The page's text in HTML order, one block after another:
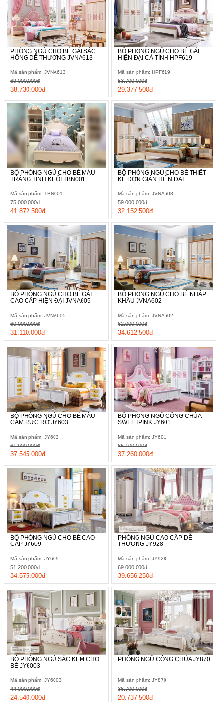
PHÒNG NGỦ CHO BÉ GÁI SẮC
HỒNG DỄ THƯƠNG JVNA613
Mã sản phẩm: JVNA613
38.730.000đ
69.000.000đ
BỘ PHÒNG NGỦ CHO BÉ GÁI
HIỆN ĐẠI CÁ TÍNH HPF619
Mã sản phẩm: HPF619
29.377.500đ
53.700.000đ
BỘ PHÒNG NGỦ CHO BÉ MÀU
TRẮNG TINH KHÔI TBN001
Mã sản phẩm: TBN001
41.872.500đ
75.000.000đ
BỘ PHÒNG NGỦ CHO BÉ THIẾT
KẾ ĐƠN GIẢN HIỆN ĐẠI...
Mã sản phẩm: JVNA608
32.152.500đ
59.000.000đ
BỘ PHÒNG NGỦ CHO BÉ GÁI
CAO CẤP HIỆN ĐẠI JVNA605
Mã sản phẩm: JVNA605
31.110.000đ
60.000.000đ
BỘ PHÒNG NGỦ CHO BÉ NHẬP
KHẨU JVNA602
Mã sản phẩm: JVNA602
34.612.500đ
62.000.000đ
BỘ PHÒNG NGỦ CHO BÉ MÀU
CAM RỰC RỠ JY603
Mã sản phẩm: JY603
37.545.000đ
61.900.000đ
BỘ PHÒNG NGỦ CÔNG CHÚA
SWEETPINK JY601
Mã sản phẩm: JY601
37.260.000đ
65.100.000đ
BỘ PHÒNG NGỦ CHO BÉ CAO
CẤP JY609
Mã sản phẩm: JY609
34.575.000đ
51.200.000đ
PHÒNG NGỦ CAO CẤP DỄ
THƯƠNG JY928
Mã sản phẩm: JY928
39.656.250đ
69.000.000đ
BỘ PHÒNG NGỦ SẮC KEM CHO
BÉ JY6003
Mã sản phẩm: JY6003
24.540.000đ
44.000.000đ
PHÒNG NGỦ CÔNG CHÚA JY870
Mã sản phẩm: JY870
20.737.500đ
36.700.000đ